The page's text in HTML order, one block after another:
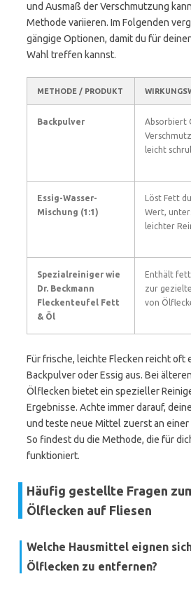
und Ausmaß der Verschmutzung
Methode variieren. Im Folgenden
gängige Optionen, damit du für
Wahl treffen kannst.
METHODE / PRODUKT
Backpulver
Absorbiert
leicht
Essig-Wasser-
Mischung (1:1)
Löst Fett
Wert,
leichter
Spezialreiniger wie
Dr. Beckmann
Fleckenteufel Fett
& Öl
Enthält
zur
von
Für frische, leichte Flecken reicht oft
Backpulver oder Essig aus. Bei
Ölflecken bietet ein spezieller
Ergebnisse. Achte immer darauf,
und teste neue Mittel zuerst an
So findest du die Methode, die für
funktioniert.
Häufig gestellte Fragen
Ölflecken auf Fliesen
Welche Hausmittel eignen
Ölflecken zu entfernen?